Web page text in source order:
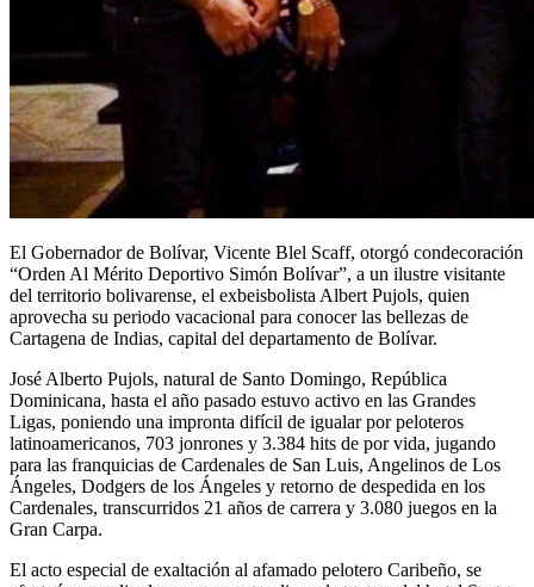
El Gobernador de Bolívar, Vicente Blel Scaff, otorgó condecoración
“Orden Al Mérito Deportivo Simón Bolívar”, a un ilustre visitante
del territorio bolivarense, el exbeisbolista Albert Pujols, quien
aprovecha su periodo vacacional para conocer las bellezas de
Cartagena de Indias, capital del departamento de Bolívar.
José Alberto Pujols, natural de Santo Domingo, República
Dominicana, hasta el año pasado estuvo activo en las Grandes
Ligas, poniendo una impronta difícil de igualar por peloteros
latinoamericanos, 703 jonrones y 3.384 hits de por vida, jugando
para las franquicias de Cardenales de San Luis, Angelinos de Los
Ángeles, Dodgers de los Ángeles y retorno de despedida en los
Cardenales, transcurridos 21 años de carrera y 3.080 juegos en la
Gran Carpa.
El acto especial de exaltación al afamado pelotero Caribeño, se